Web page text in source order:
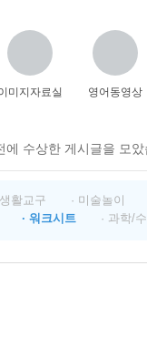
미지자료실 영어동영상
에 수상한 게시글을 모
활교구 · 미술놀이
· 워크시트 · 과학/